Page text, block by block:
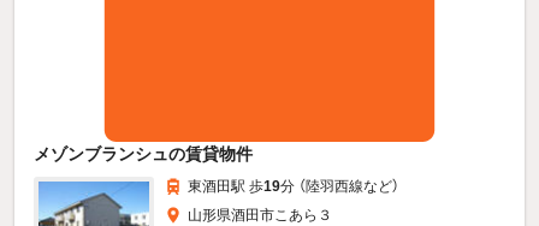
メゾンブランシュの賃貸物件
東酒田駅 歩19分 （陸羽西線など）
山形県酒田市こあら３